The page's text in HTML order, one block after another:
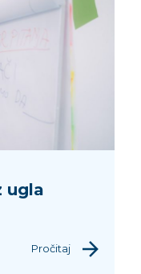
ugla
Pročitaj